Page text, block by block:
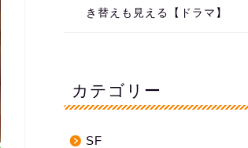
き替えも見える【ドラマ】
カテゴリー
SF